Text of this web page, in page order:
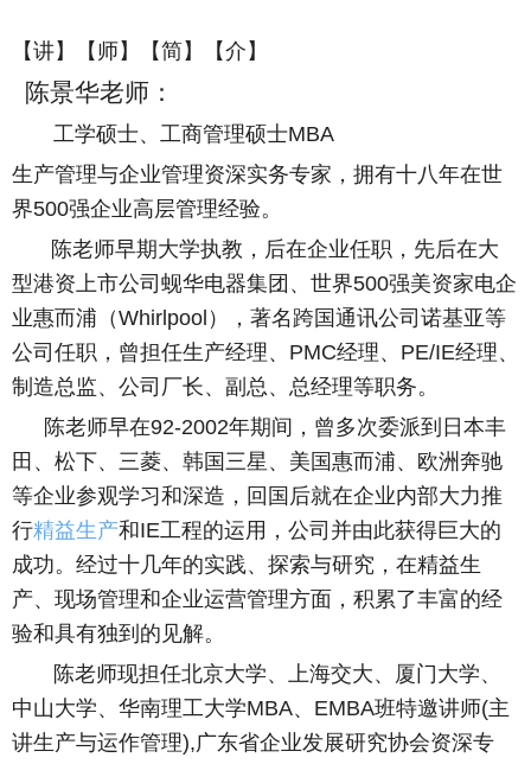
【讲】【师】【简】【介】
陈景华老师：
工学硕士、工商管理硕士MBA
生产管理与企业管理资深实务专家，拥有十八年在世
界500强企业高层管理经验。
陈老师早期大学执教，后在企业任职，先后在大
型港资上市公司蚬华电器集团、世界500强美资家电企
业惠而浦（Whirlpool ），著名跨国通讯公司诺基亚等
公司任职，曾担任生产经理、 PMC经理、 PE/IE经理、
制造总监、公司厂长、副总、总经理等职务。
陈老师早在92-2002年期间，曾多次委派到日本丰
田、松下、三菱、韩国三星、美国惠而浦、欧洲奔驰
等企业参观学习和深造，回国后就在企业内部大力推
行精益生产和IE工程的运用，公司并由此获得巨大的
成功。经过十几年的实践、探索与研究，在精益生
产、现场管理和企业运营管理方面，积累了丰富的经
验和具有独到的见解。
陈老师现担任北京大学、上海交大、厦门大学、
中山大学、华南理工大学MBA、 EMBA班特邀讲师(主
讲生产与运作管理),广东省企业发展研究协会资深专